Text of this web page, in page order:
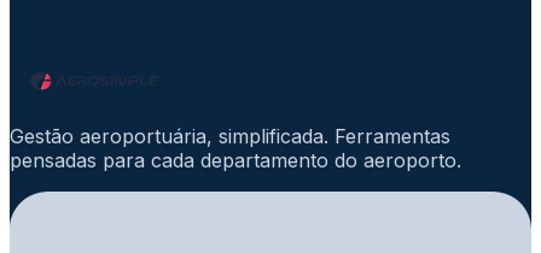
Gestão aeroportuária, simplificada. Ferramentas
pensadas para cada departamento do aeroporto.